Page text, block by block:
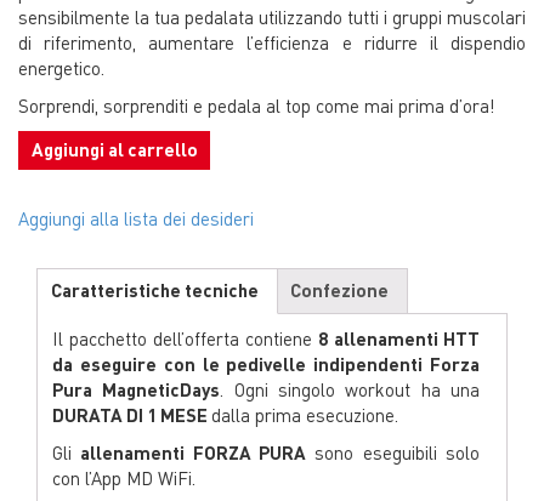
sensibilmente la tua pedalata utilizzando tutti i gruppi muscolari
di riferimento, aumentare l’efficienza e ridurre il dispendio
energetico.
Sorprendi, sorprenditi e pedala al top come mai prima d’ora!
Aggiungi al carrello
Aggiungi alla lista dei desideri
Caratteristiche tecniche
Confezione
Il pacchetto dell’offerta contiene 8 allenamenti HTT
da eseguire con le pedivelle indipendenti Forza
Pura MagneticDays . Ogni singolo workout ha una
DURATA DI 1 MESE dalla prima esecuzione.
Gli allenamenti FORZA PURA sono eseguibili solo
con l’App MD WiFi.